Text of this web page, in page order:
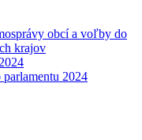
obcí a voľby do
krajov
2024